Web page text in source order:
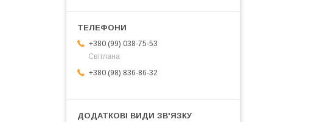
+380 (99) 038-75-53
Світлана
+380 (98) 836-86-32